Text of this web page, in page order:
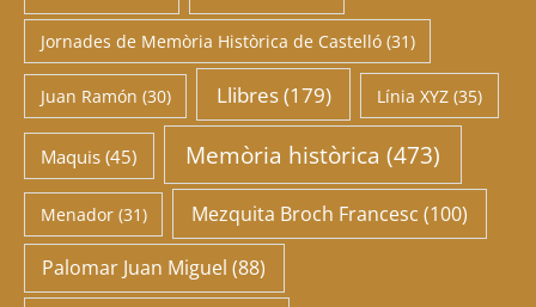
Jornades de Memòria Històrica de Castelló(31)
Juan Ramón (30) Llibres(179) Línia XYZ (35)
Maquis (45) Memòria històrica (473)
Menador(31) Mezquita Broch Francesc (100)
Palomar Juan Miguel (88)